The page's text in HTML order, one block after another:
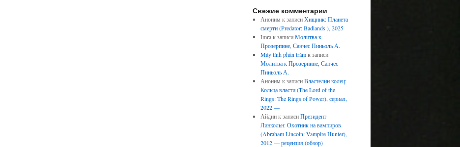
Свежие комментарии
Аноним к записиХищник: Планета
смерти (Predator: Badlands ), 2025
Imraк записиМолитва к
Прозерпине, Санчес Пиньоль А.
Máy tính phần trămк записи
Молитва к Прозерпине, Санчес
Пиньоль А.
Аноним к записиВластелин колец:
Кольца власти (The Lord of the
Rings: The Rings of Power), сериал,
2022 —
Айдинк записиПрезидент
Линкольн: Охотник на вампиров
(Abraham Lincoln: Vampire Hunter),
2012 — рецензия (обзор)